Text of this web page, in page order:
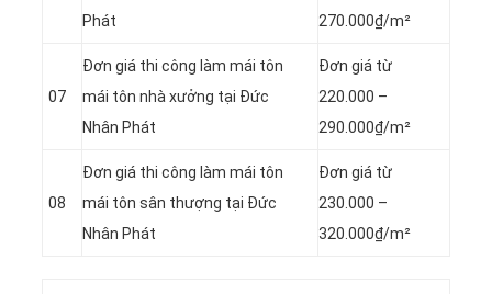
Phát
270.000₫/m²
07
Đơn giá thi công làm mái tôn
mái tôn nhà xưởng tại Đức
Nhân Phát
Đơn giá từ
220.000 –
290.000₫/m²
08
Đơn giá thi công làm mái tôn
mái tôn sân thượng tại Đức
Nhân Phát
Đơn giá từ
230.000 –
320.000₫/m²